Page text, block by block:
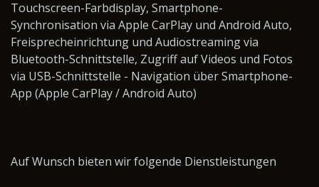
Touchscreen-Farbdisplay, Smartphone-
Synchronisation via Apple CarPlay und Android Auto,
Freisprecheinrichtung und Audiostreaming via
Bluetooth-Schnittstelle, Zugriff auf Videos und Fotos
via USB-Schnittstelle - Navigation über Smartphone-
App (Apple CarPlay / Android Auto)
Auf Wunsch bieten wir folgende Dienstleistungen